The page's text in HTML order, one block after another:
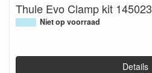
Thule Evo Clamp kit 145023
Niet op voorraad
Details